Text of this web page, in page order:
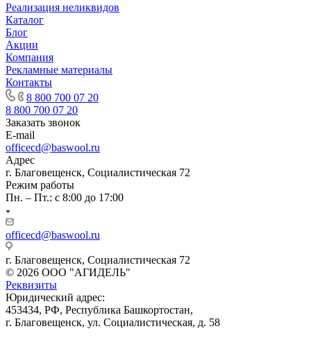
Реализация неликвидов
Каталог
Блог
Акции
Компания
Рекламные материалы
Контакты
8 800 700 07 20
8 800 700 07 20
Заказать звонок
E-mail
officecd@baswool.ru
Адрес
г. Благовещенск, Социалистическая 72
Режим работы
Пн. – Пт.: с 8:00 до 17:00
officecd@baswool.ru
г. Благовещенск, Социалистическая 72
© 2026 ООО "АГИДЕЛЬ"
Реквизиты
Юридический адрес:
453434, РФ, Республика Башкортостан,
г. Благовещенск, ул. Социалистическая, д. 58